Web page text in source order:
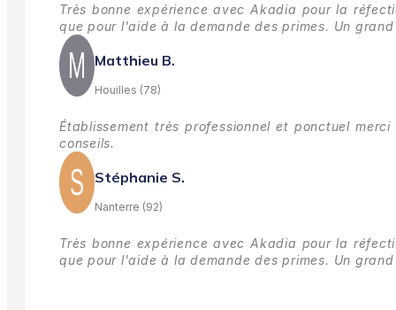
Très bonne expérience avec Akadia pour la
que pour l'aide à la demande des primes. Un
Matthieu B.
Houilles (78)
Établissement très professionnel et ponctuel
conseils.
Stéphanie S.
Nanterre (92)
Très bonne expérience avec Akadia pour la
que pour l'aide à la demande des primes. Un